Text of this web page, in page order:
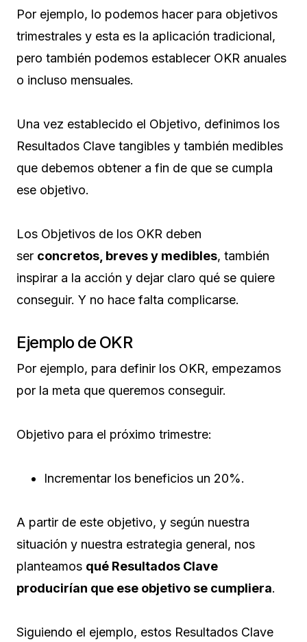
Por ejemplo, lo podemos hacer para objetivos
trimestrales y esta es la aplicación tradicional,
pero también podemos establecer OKR anuales
o incluso mensuales.
Una vez establecido el Objetivo, definimos los
Resultados Clave tangibles y también medibles
que debemos obtener a fin de que se cumpla
ese objetivo.
Los Objetivos de los OKR deben
ser concretos, breves y medibles, también
inspirar a la acción y dejar claro qué se quiere
conseguir. Y no hace falta complicarse.
Ejemplo de OKR
Por ejemplo, para definir los OKR, empezamos
por la meta que queremos conseguir.
Objetivo para el próximo trimestre:
Incrementar los beneficios un 20%.
A partir de este objetivo, y según nuestra
situación y nuestra estrategia general, nos
planteamos qué Resultados Clave
producirían que ese objetivo se cumpliera.
Siguiendo el ejemplo, estos Resultados Clave